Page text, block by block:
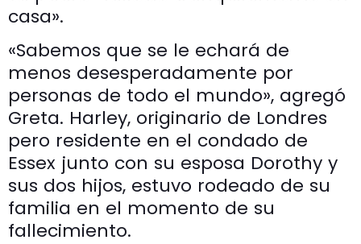
casa».
«Sabemos que se le echará de
menos desesperadamente por
personas de todo el mundo», agregó
Greta. Harley, originario de Londres
pero residente en el condado de
Essex junto con su esposa Dorothy y
sus dos hijos, estuvo rodeado de su
familia en el momento de su
fallecimiento.